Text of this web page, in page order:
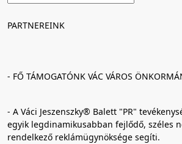
PARTNEREINK
- FŐ TÁMOGATÓNK VÁC VÁROS
- A Váci Jeszenszky® Balett "PR"
egyik legdinamikusabban fejlődő, széles
rendelkező reklámügynöksége segíti.